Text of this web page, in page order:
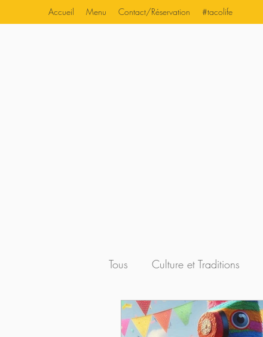
Accueil Menu Contact/Réservation #tacolife
Tous Culture et Traditions